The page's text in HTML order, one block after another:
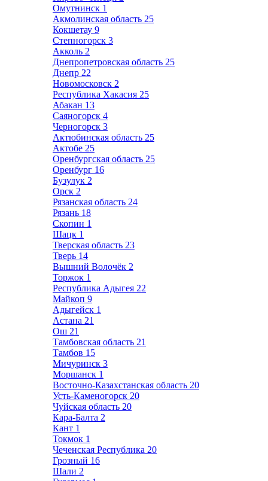
Омутнинск 1
Акмолинская область 25
Кокшетау 9
Степногорск 3
Акколь 2
Днепропетровская область 25
Днепр 22
Новомосковск 2
Республика Хакасия 25
Абакан 13
Саяногорск 4
Черногорск 3
Актюбинская область 25
Актобе 25
Оренбургская область 25
Оренбург 16
Бузулук 2
Орск 2
Рязанская область 24
Рязань 18
Скопин 1
Шацк 1
Тверская область 23
Тверь 14
Вышний Волочёк 2
Торжок 1
Республика Адыгея 22
Майкоп 9
Адыгейск 1
Астана 21
Ош 21
Тамбовская область 21
Тамбов 15
Мичуринск 3
Моршанск 1
Восточно-Казахстанская область 20
Усть-Каменогорск 20
Чуйская область 20
Кара-Балта 2
Кант 1
Токмок 1
Чеченская Республика 20
Грозный 16
Шали 2